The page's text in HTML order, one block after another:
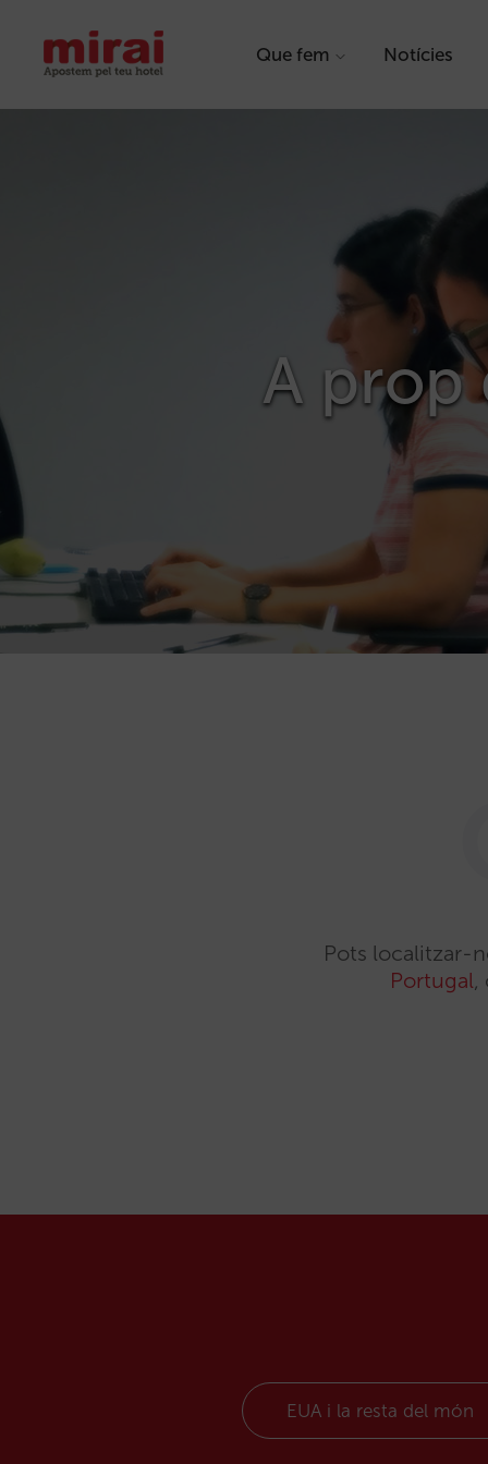
Que fem Notícies
A prop
Pots localitzar-
Portugal,
EUA i la resta del món